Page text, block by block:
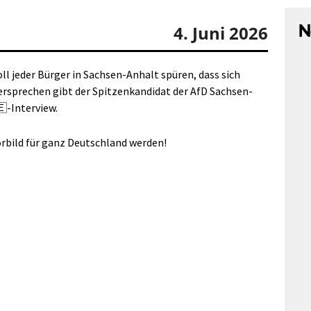
4. Juni 2026
jeder Bürger in Sachsen-Anhalt spüren, dass sich
gibt der Spitzenkandidat der AfD Sachsen-
Interview.
für ganz Deutschland werden!